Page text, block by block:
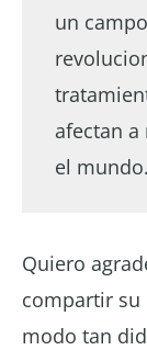
un
afectan
el mundo.
Quiero
compartir su
modo tan